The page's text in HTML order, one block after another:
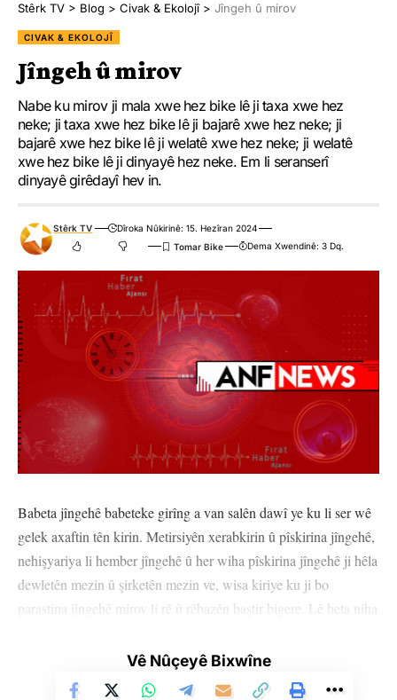
Stêrk TV > Blog > Civak & Ekolojî> Jîngeh û mirov
CIVAK & EKOLOJÎ
Jîngeh û mirov
Nabe ku mirov ji mala xwe hez bike lê ji taxa xwe hez
neke; ji taxa xwe hez bike lê ji bajarê xwe hez neke; ji
bajarê xwe hez bike lê ji welatê xwe hez neke; ji welatê
xwe hez bike lê ji dinyayê hez neke. Em li seranserî
dinyayê girêdayî hev in.
Stêrk TV
Dîroka Nûkirinê: 15. Hezîran 2024
Dema Xwendinê: 3 Dq.
Babeta jîngehê babeteke girîng a van salên dawî ye ku li ser wê
gelek axaftin tên kirin. Metirsiyên xerabkirin û pîskirina jîngehê,
nehişyariya li hember jîngehê û her wiha pîskirina jîngehê ji hêla
dewletên mezin û şirketên mezin ve, wisa kiriye ku ji bo
parastina jîngehê mirov li rê û rêbazên baştir bigere. Lê heta niha
hember kavilkirina jîngehê tu cezayeke giran tune ye, şirket yan
fabrîqeyek nayê girtin. Gava ku bi hinceta hebûna şer dewletek
Vê Nûçeyê Bixwîne